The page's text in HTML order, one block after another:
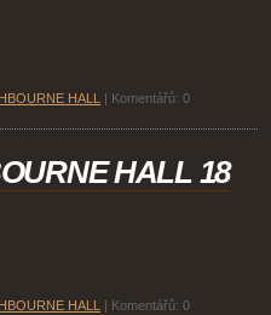
HALL Komentářů: 0
HALL 18
HALL Komentářů: 0